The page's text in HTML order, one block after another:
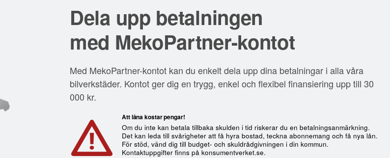
Dela upp betalningen
med MekoPartner-kontot
Med MekoPartner-kontot kan du enkelt dela upp dina betalningar i alla våra
bilverkstäder. Kontot ger dig en trygg, enkel och flexibel finansiering upp till 30
000 kr.
Att låna kostar pengar!
Om du inte kan betala tillbaka skulden i tid riskerar du en betalningsanmärkning.
Det kan leda till svårigheter att få hyra bostad, teckna abonnemang och få nya lån.
För stöd, vänd dig till budget- och skuldrådgivningen i din kommun.
Kontaktuppgifter finns på konsumentverket.se.